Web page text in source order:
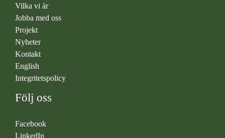
Vilka vi är
Jobba med oss
Projekt
Nyheter
Kontakt
English
Integritetspolicy
Följ oss
Facebook
LinkedIn